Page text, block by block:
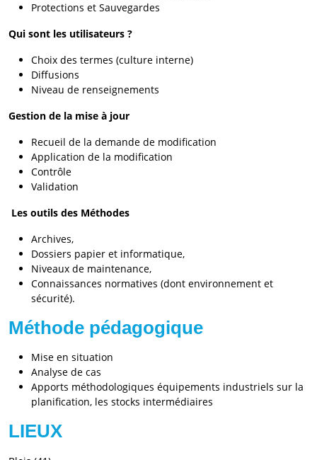
Protections et Sauvegardes
Qui sont les utilisateurs ?
Choix des termes (culture interne)
Diffusions
Niveau de renseignements
Gestion de la mise à jour
Recueil de la demande de modification
Application de la modification
Contrôle
Validation
Les outils des Méthodes
Archives,
Dossiers papier et informatique,
Niveaux de maintenance,
Connaissances normatives (dont environnement et
sécurité).
Méthode pédagogique
Mise en situation
Analyse de cas
Apports méthodologiques équipements industriels sur la
planification, les stocks intermédiaires
LIEUX